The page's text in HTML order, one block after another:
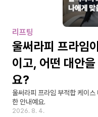
리프팅
울써라피 프라임
이고, 어떤 대안
요?
울써라피 프라임 부적합 케이스
한 안내예요.
2026. 8. 4.